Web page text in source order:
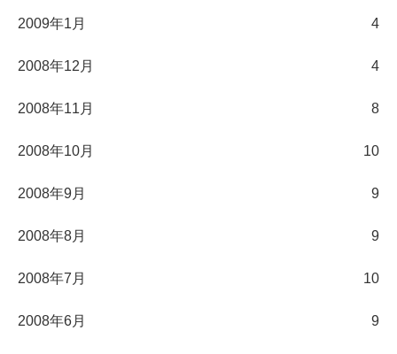
2009年1月 4
2008年12月 4
2008年11月 8
2008年10月 10
2008年9月 9
2008年8月 9
2008年7月 10
2008年6月 9